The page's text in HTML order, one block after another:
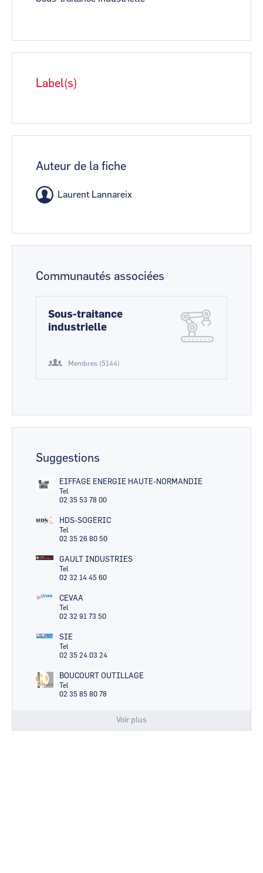
Label(s)
Auteur de la fiche
Laurent Lannareix
Communautés associées
Sous-traitance
industrielle
Membres (5144)
Suggestions
EIFFAGE ENERGIE HAUTE-NORMANDIE
Tel
02 35 53 78 00
HDS-SOGERIC
Tel
02 35 26 80 50
GAULT INDUSTRIES
Tel
02 32 14 45 60
CEVAA
Tel
02 32 91 73 50
SIE
Tel
02 35 24 03 24
BOUCOURT OUTILLAGE
Tel
02 35 85 80 78
Voir plus